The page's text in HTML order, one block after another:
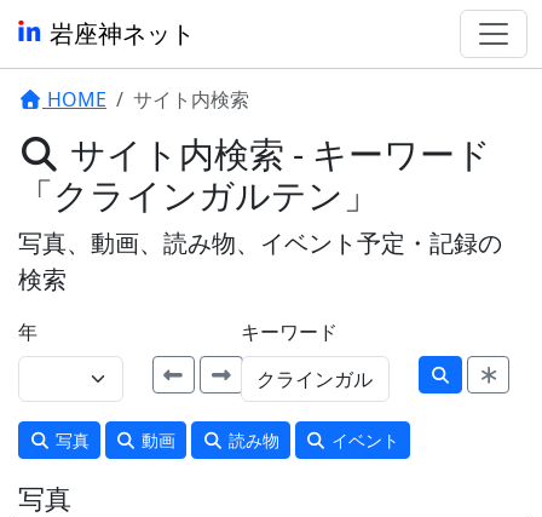
岩座神ネット
HOME サイト内検索
サイト内検索 - キーワード
「クラインガルテン」
写真、動画、読み物、イベント予定・記録の
検索
年 キーワード
写真 動画 読み物 イベント
写真